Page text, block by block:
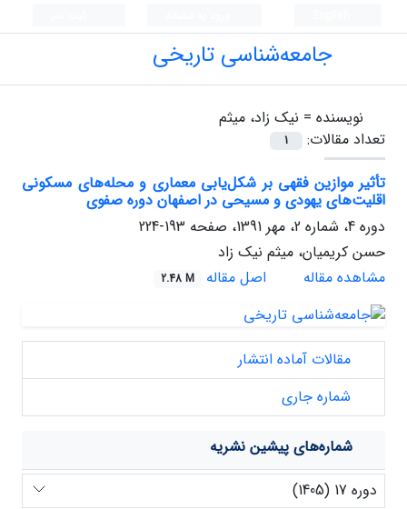
جامعه‌شناسی تاریخی
نویسنده = نیک زاد، میثم
تعداد مقالات:
1
تأثیر موازین فقهی بر شکل‌یابی معماری و محله‌های مسکونی
اقلیت‌های یهودی و مسیحی در اصفهان دوره صفوی
دوره 4، شماره 2، مهر 1391، صفحه
193-224
حسن کریمیان، میثم نیک زاد
مشاهده مقاله
اصل مقاله 2.48 M
مقالات آماده انتشار
شماره جاری
شماره‌های پیشین نشریه
دوره 17 (1405)